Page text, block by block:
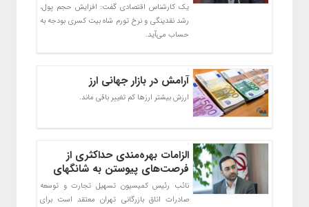
یک کارشناس اقتصادی گفت: افزایش حجم پول،
رشد نقدینگی و نرخ تورم شاه‌ بیت کسری بودجه به
حساب می‌آید.
آرامش در بازار جهانی ارز
ارزش بیشتر ارزها کم تغییر باقی ماند.
الزامات بهره‌مندی حداکثری از
فرصت‌های پیوستن به شانگهای
نائب رئیس کمیسیون تسهیل تجارت و توسعه
صادرات اتاق بازرگانی تهران معتقد است برای